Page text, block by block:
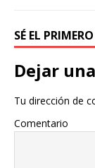
SÉ EL
Dejar
Tu dirección de
Comentario